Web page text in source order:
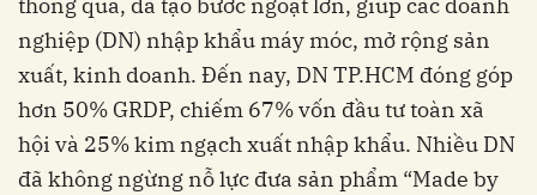
thông qua, đã tạo bước ngoặt lớn, giúp các doanh
nghiệp (DN) nhập khẩu máy móc, mở rộng sản
xuất, kinh doanh. Đến nay, DN TP.HCM đóng góp
hơn 50% GRDP, chiếm 67% vốn đầu tư toàn xã
hội và 25% kim ngạch xuất nhập khẩu. Nhiều DN
đã không ngừng nỗ lực đưa sản phẩm “Made by